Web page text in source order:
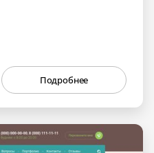
Подробнее